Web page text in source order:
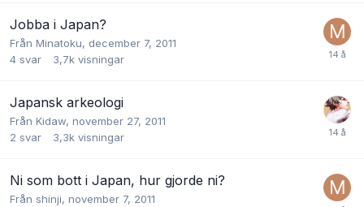
Jobba i Japan?
Från Minatoku, december 7, 2011
4 svar 3,7k visningar
Japansk arkeologi
Från Kidaw, november 27, 2011
2 svar 3,3k visningar
Ni som bott i Japan, hur gjorde ni?
Från shinji, november 7, 2011